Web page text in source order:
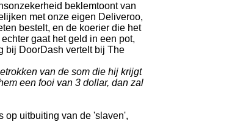
beklemtoont van
met onze eigen Deliveroo,
bestelt, en de koerier die het
gaat het geld in een pot,
bij DoorDash vertelt bij The
van de som die hij krijgt
een fooi van 3 dollar, dan zal
op uitbuiting van de 'slaven',